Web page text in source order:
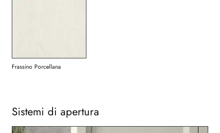
Frassino Porcellana
Sistemi di apertura